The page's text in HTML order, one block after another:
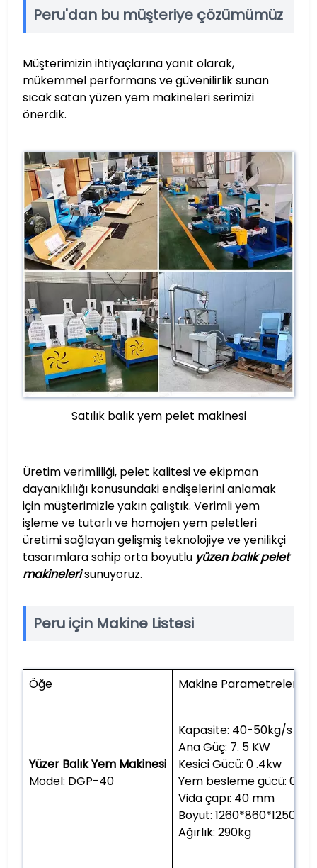
Peru'dan bu müşteriye çözümümüz
Müşterimizin ihtiyaçlarına yanıt olarak,
mükemmel performans ve güvenilirlik sunan
sıcak satan yüzen yem makineleri serimizi
önerdik.
Satılık balık yem pelet makinesi
Üretim verimliliği, pelet kalitesi ve ekipman
dayanıklılığı konusundaki endişelerini anlamak
için müşterimizle yakın çalıştık. Verimli yem
işleme ve tutarlı ve homojen yem peletleri
üretimi sağlayan gelişmiş teknolojiye ve yenilikçi
tasarımlara sahip orta boyutlu yüzen balık pelet
makinelerisunuyoruz.
Peru için Makine Listesi
Öğe Makine Parametreleri
Yüzer Balık Yem Makinesi
Model: DGP-40
Kapasite: 40-50kg/s
Ana Güç: 7. 5 KW
Kesici Gücü: 0 .4kw
Yem besleme gücü: 0 .4
Vida çapı: 40 mm
Boyut:
Ağırlık: 290kg